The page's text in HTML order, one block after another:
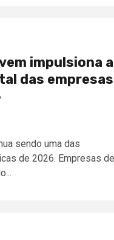
impulsiona a
das empresas
sendo uma das
de 2026. Empresas de